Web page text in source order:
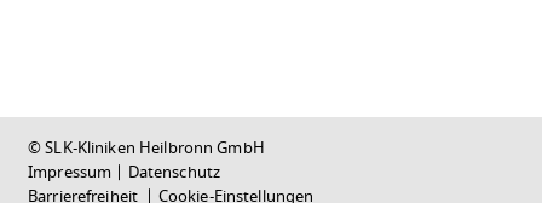
© SLK-Kliniken Heilbronn GmbH
Impressum | Datenschutz
Barrierefreiheit | Cookie-Einstellungen